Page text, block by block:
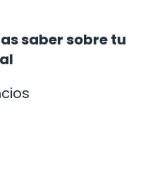
saber sobre tu